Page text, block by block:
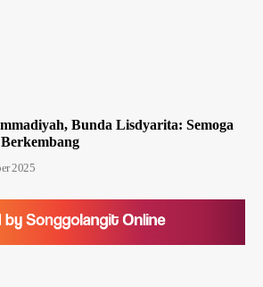
Bunda Lisdyarita: Semoga
2025